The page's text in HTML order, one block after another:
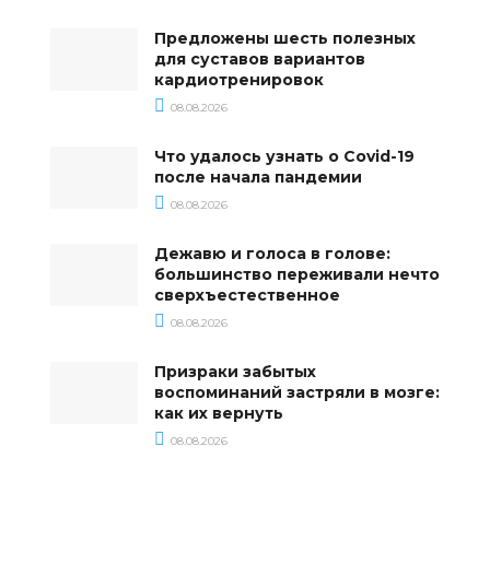
Предложены шесть полезных
для суставов вариантов
кардиотренировок
08.08.2026
Что удалось узнать о Covid-19
после начала пандемии
08.08.2026
Дежавю и голоса в голове:
большинство переживали нечто
сверхъестественное
08.08.2026
Призраки забытых
воспоминаний застряли в мозге:
как их вернуть
08.08.2026